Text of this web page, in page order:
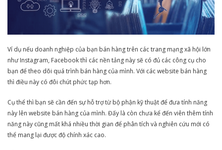
Ví dụ nếu doanh nghiệp của bạn bán hàng trên các trang mạng xã hội lớn
như Instagram, Facebook thì các nền tảng này sẽ có đủ các công cụ cho
bạn để theo dõi quá trình bán hàng của mình. Với các website bán hàng
thì điều này có đôi chút phức tạp hơn.
Cụ thể thì bạn sẽ cần đến sự hỗ trợ từ bộ phận kỹ thuật để đưa tính năng
này lên website bán hàng của mình. Đấy là còn chưa kể đến viên thêm tính
năng này cũng mất khá nhiều thời gian để phân tích và nghiên cứu mới có
thể mang lại được độ chính xác cao.